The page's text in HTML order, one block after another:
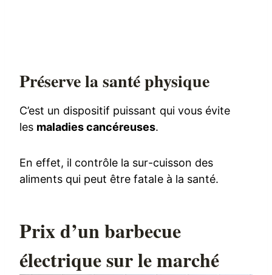
Préserve la santé physique
C’est un dispositif puissant qui vous évite
les maladies cancéreuses.
En effet, il contrôle la sur-cuisson des
aliments qui peut être fatale à la santé.
Prix d’un barbecue
électrique sur le marché